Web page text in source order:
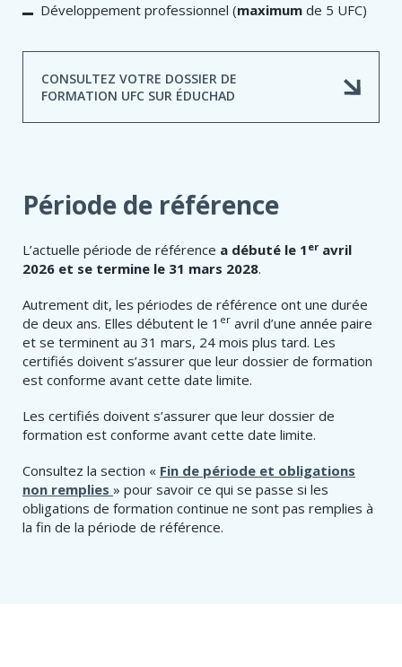
Développement professionnel (maximum de 5 UFC)
CONSULTEZ VOTRE DOSSIER DE
FORMATION UFC SUR ÉDUCHAD
Période de référence
L’actuelle période de référence a débuté le 1 er avril
2026 et se termine le 31 mars 2028.
Autrement dit, les périodes de référence ont une durée
de deux ans. Elles débutent le 1 er avril d’une année paire
et se terminent au 31 mars, 24 mois plus tard. Les
certifiés doivent s’assurer que leur dossier de formation
est conforme avant cette date limite.
Les certifiés doivent s’assurer que leur dossier de
formation est conforme avant cette date limite.
Consultez la section « Fin de période et obligations
non remplies » pour savoir ce qui se passe si les
obligations de formation continue ne sont pas remplies à
la fin de la période de référence.